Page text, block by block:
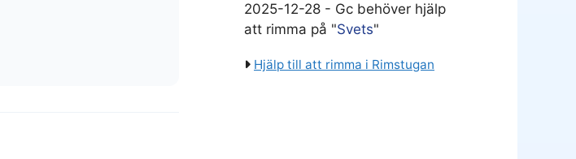
2025-12-28 - Gc behöver hjälp
att rimma på "Svets"
Hjälp till att rimma i Rimstugan